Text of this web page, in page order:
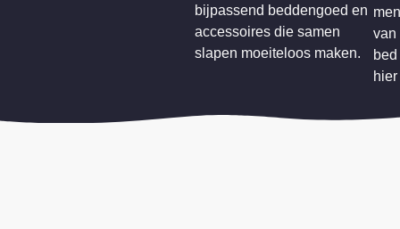
bijpassend beddengoed en
accessoires die samen
slapen moeiteloos maken.
van